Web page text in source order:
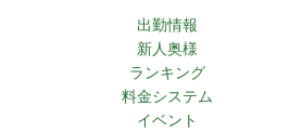
出勤情報
新人奥様
ランキング
料金システム
イベント